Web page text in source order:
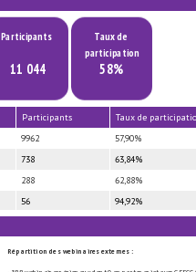
Participants
Taux de
participation
11 044 58%
Participants
Taux de
9962
57,90%
738
63,84%
288
62,88%
56 94,92%
Répartition des webinaires externes :